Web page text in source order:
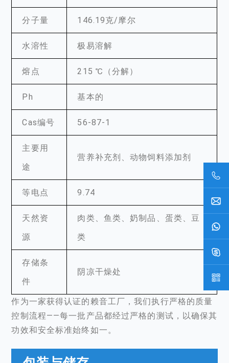
分子量 146.19克/摩尔
水溶性 极易溶解
熔点 215 ℃（分解）
Ph 基本的
Cas编号 56-87-1
主要用
途
营养补充剂、动物饲料添加剂
等电点 9.74
天然资
源
肉类、鱼类、奶制品、蛋类、豆
类
存储条
件
阴凉干燥处
作为一家获得认证的赖音工厂，我们执行严格的质量
控制流程——每一批产品都经过严格的测试，以确保其
功效和安全标准始终如一。